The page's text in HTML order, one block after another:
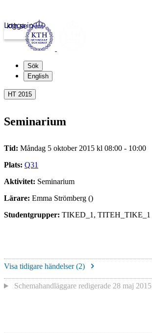
kth.se
Logga in
Sök
English
HT 2015
Seminarium
Tid: Måndag 5 oktober 2015 kl 08:00 - 10:00
Plats: Q31
Aktivitet: Seminarium
Lärare: Emma Strömberg ()
Studentgrupper: TIKED_1, TITEH_TIKE_1
Visa tidigare händelser (2)
Schemahandläggare redigerade 28 maj 2015